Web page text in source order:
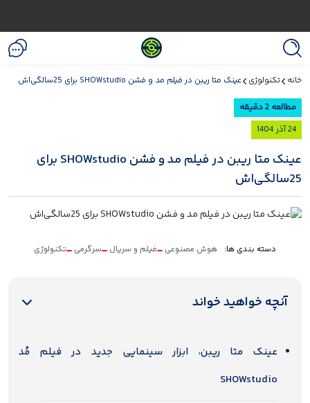
خانه تکنولوژی عینک متا ریبن در فیلم مد و فشن SHOWstudio برای 25سالگی‌اش
مطالعه 2 دقیقه
24 آذر 1404
عینک متا ریبن در فیلم مد و فشن SHOWstudio برای
25سالگی‌اش
دسته بندی ها: هوش مصنوعی فیلم و سریال سرگرمی تکنولوژی
آنچه خواهید خواند
عینک متا ریبن، ابزار سینمایی جدید در فیلم مُد
SHOWstudio